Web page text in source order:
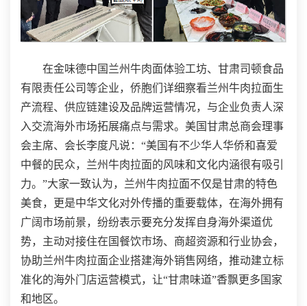
在金味德中国兰州牛肉面体验工坊、甘肃司顿食品
有限责任公司等企业，侨胞们详细察看兰州牛肉拉面生
产流程、供应链建设及品牌运营情况，与企业负责人深
入交流海外市场拓展痛点与需求。美国甘肃总商会理事
会主席、会长李度凡说：“美国有不少华人华侨和喜爱
中餐的民众，兰州牛肉拉面的风味和文化内涵很有吸引
力。”大家一致认为，兰州牛肉拉面不仅是甘肃的特色
美食，更是中华文化对外传播的重要载体，在海外拥有
广阔市场前景，纷纷表示要充分发挥自身海外渠道优
势，主动对接住在国餐饮市场、商超资源和行业协会，
协助兰州牛肉拉面企业搭建海外销售网络，推动建立标
准化的海外门店运营模式，让“甘肃味道”香飘更多国家
和地区。